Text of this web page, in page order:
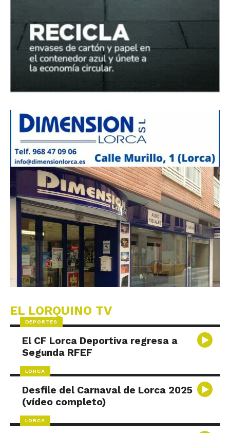
EL LORQUINO TV
DEPORTES
El CF Lorca Deportiva regresa a
Segunda RFEF
LORCA
Desfile del Carnaval de Lorca 2025
(vídeo completo)
LORCA